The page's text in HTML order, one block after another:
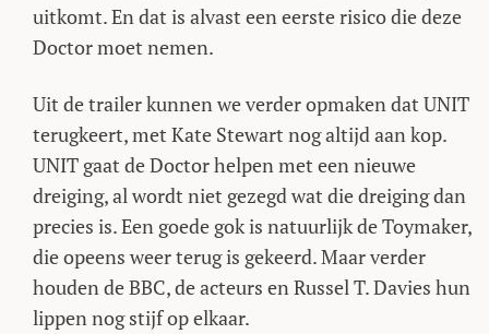
uitkomt. En dat is alvast een eerste risico die deze
Doctor moet nemen.
Uit de trailer kunnen we verder opmaken dat UNIT
terugkeert, met Kate Stewart nog altijd aan kop.
UNIT gaat de Doctor helpen met een nieuwe
dreiging, al wordt niet gezegd wat die dreiging dan
precies is. Een goede gok is natuurlijk de Toymaker,
die opeens weer terug is gekeerd. Maar verder
houden de BBC, de acteurs en Russel T. Davies hun
lippen nog stijf op elkaar.